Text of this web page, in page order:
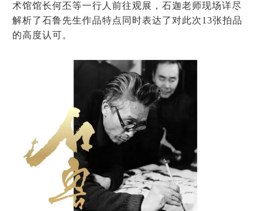
术馆馆长何丕等一行人前往观展，石迦老师现场详尽
解析了石鲁先生作品特点同时表达了对此次13张拍品
的高度认可。